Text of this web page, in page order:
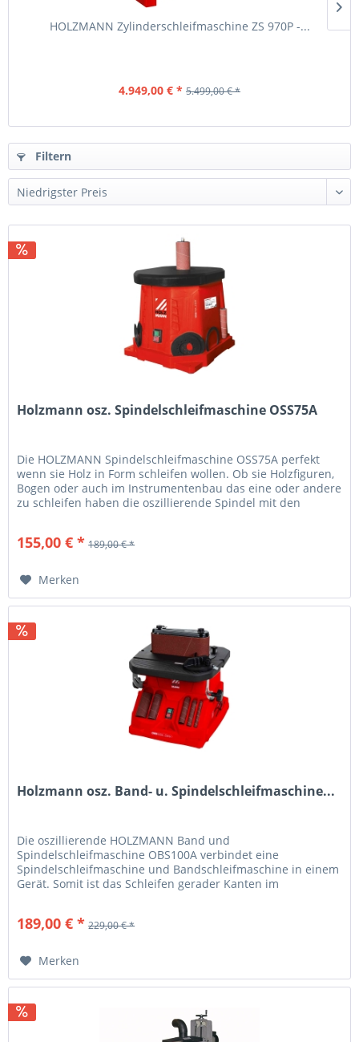
HOLZMANN Zylinderschleifmaschine ZS 970P -...
4.949,00 € * 5.499,00 € *
Filtern
Holzmann osz. Spindelschleifmaschine OSS75A
Die HOLZMANN Spindelschleifmaschine OSS75A perfekt
wenn sie Holz in Form schleifen wollen. Ob sie Holzfiguren,
Bogen oder auch im Instrumentenbau das eine oder andere
zu schleifen haben die oszillierende Spindel mit den
155,00 € * 189,00 € *
Merken
Holzmann osz. Band- u. Spindelschleifmaschine...
Die oszillierende HOLZMANN Band und
Spindelschleifmaschine OBS100A verbindet eine
Spindelschleifmaschine und Bandschleifmaschine in einem
Gerät. Somit ist das Schleifen gerader Kanten im
189,00 € * 229,00 € *
Merken